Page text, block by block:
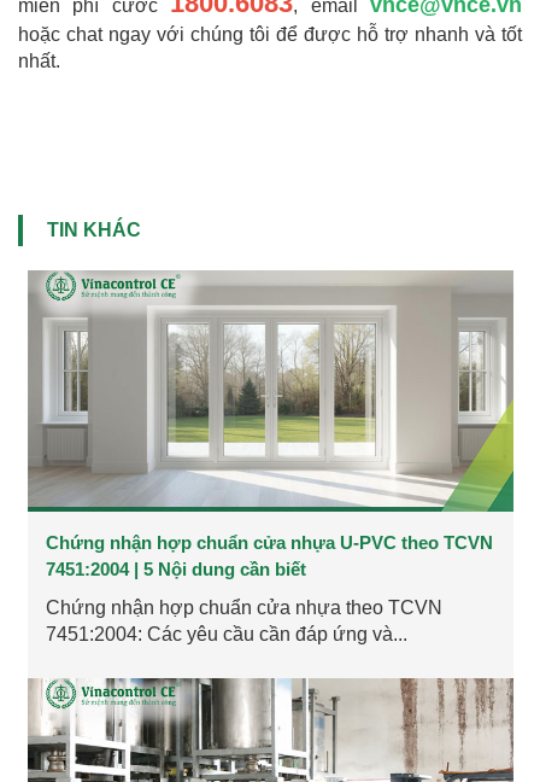
miễn phí cước , emailvnce@vnce.vn
hoặc chat ngay với chúng tôi để được hỗ trợ nhanh và tốt
nhất.
TIN KHÁC
Chứng nhận hợp chuẩn cửa nhựa U-PVC theo TCVN
7451:2004 | 5 Nội dung cần biết
Chứng nhận hợp chuẩn cửa nhựa theo TCVN
7451:2004: Các yêu cầu cần đáp ứng và...